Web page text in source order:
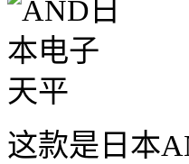
这款是日本